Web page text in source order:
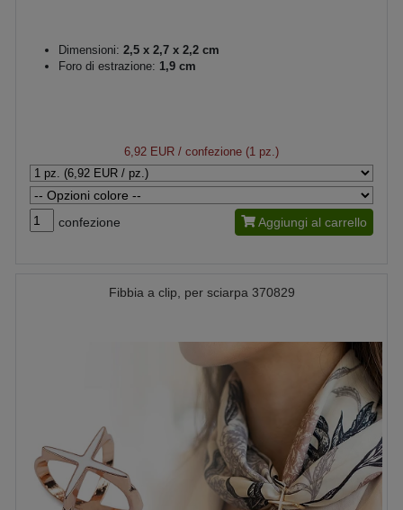
Dimensioni: 2,5 x 2,7 x 2,2 cm
Foro di estrazione: 1,9 cm
6,92 EUR / confezione (1 pz.)
confezione Aggiungi al carrello
Fibbia a clip, per sciarpa 370829